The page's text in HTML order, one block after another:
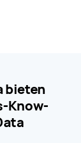
bieten
Know-